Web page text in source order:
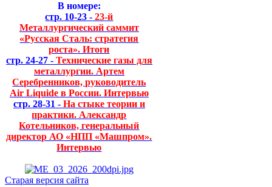
В номере:
стр. 10-23 - 23-й
Металлургический саммит
«Русская Сталь: стратегия
роста». Итоги
стр. 24-27 - Технические газы для
металлургии. Артем
Серебренников, руководитель
Air Liquide в России. Интервью
стр. 28-31 - На стыке теории и
практики. Александр
Котельников, генеральный
директор АО «НПП «Машпром».
Интервью
Старая версия сайта